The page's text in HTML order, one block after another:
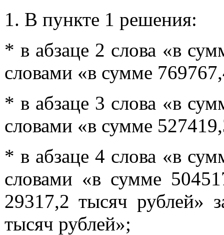
1. В пункте 1 решения:
* в абзаце 2 слова «в
словами «в сумме
* в абзаце 3 слова «в
словами «в сумме
* в абзаце 4 слова «в
словами «в сумме
29317,2 тысяч рублей»
тысяч рублей»;